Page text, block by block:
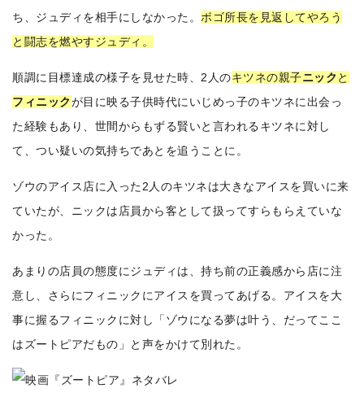
ち、ジュディを相手にしなかった。 ボゴ所長を見返してやろう
と闘志を燃やすジュディ。
順調に目標達成の様子を見せた時、2人のキツネの親子ニック と
フィニックが目に映る子供時代にいじめっ子のキツネに出会っ
た経験もあり、世間からもずる賢いと言われるキツネに対し
て、つい疑いの気持ちであとを追うことに。
ゾウのアイス店に入った2人のキツネは大きなアイスを買いに来
ていたが、ニックは店員から客として扱ってすらもらえていな
かった。
あまりの店員の態度にジュディは、持ち前の正義感から店に注
意し、さらにフィニックにアイスを買ってあげる。アイスを大
事に握るフィニックに対し「ゾウになる夢は叶う、だってここ
はズートピアだもの」と声をかけて別れた。